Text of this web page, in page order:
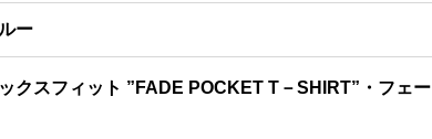
ー
クスフィット ”FADE POCKET T－SHIRT”・フェー